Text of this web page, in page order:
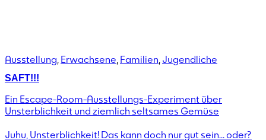
Ausstellung Erwachsene Familien Jugendliche
SAFT!!!
Ein Escape-Room-Ausstellungs-Experiment über
Unsterblichkeit und ziemlich seltsames Gemüse
Juhu, Unsterblichkeit! Das kann doch nur gut sein… oder?